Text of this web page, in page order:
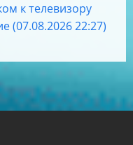
к телевизору
(07.08.2026 22:27)